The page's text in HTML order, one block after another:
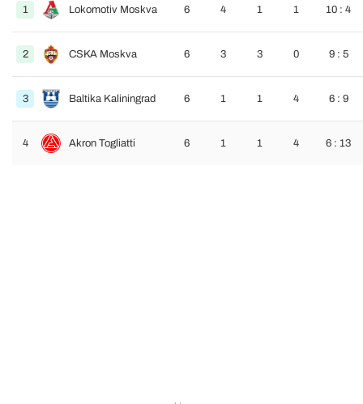
1 Lokomotiv Moskva 6 4 1 1 10 : 4
2 CSKA Moskva 6 3 3 0 9 : 5
3 Baltika Kaliningrad 6 1 1 4 6 : 9
4 Akron Togliatti 6 1 1 4 6 : 13